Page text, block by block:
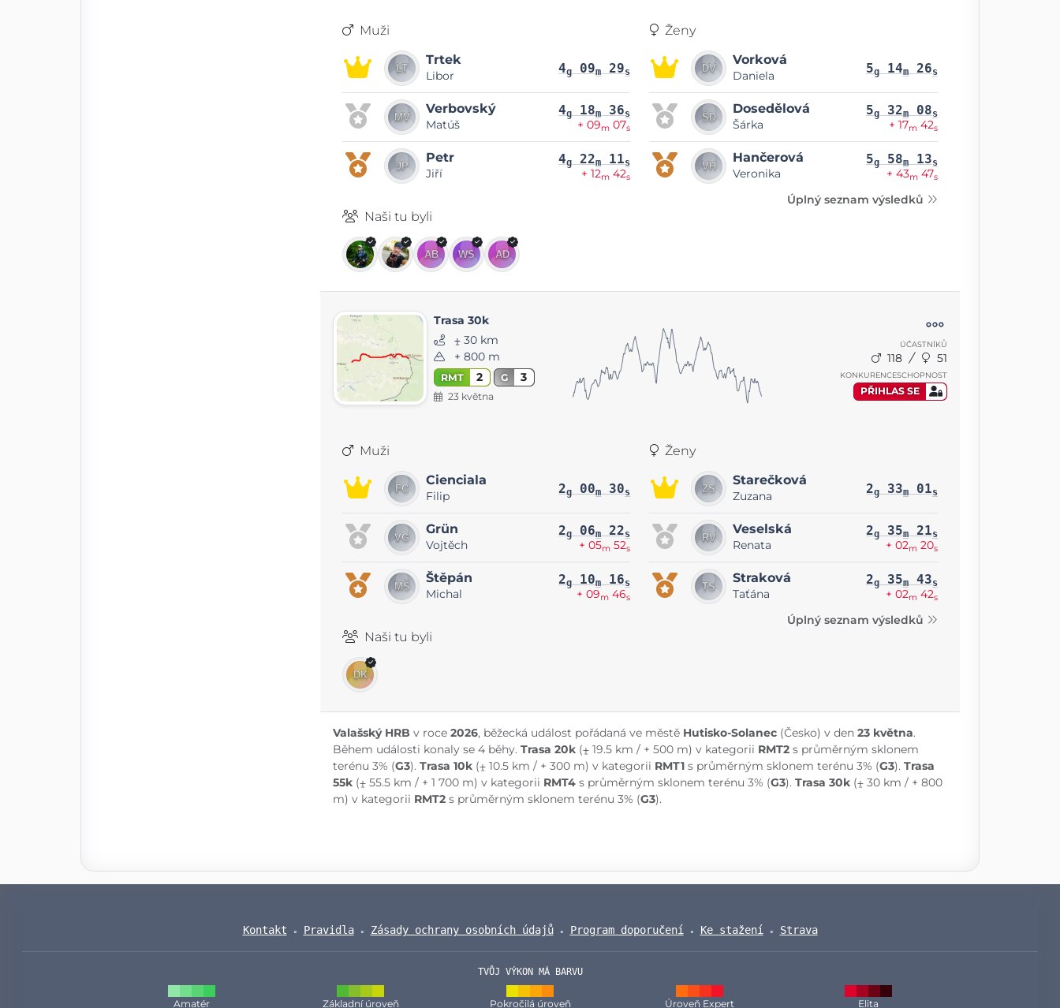
Muži
Trtek
Libor 4g 09m 29s
Verbovský
Matúš
4g 18m 36s
+ 09m 07s
Petr
Jiří
4g 22m 11s
+ 12m 42s
Ženy
Vorková
Daniela 5g 14m 26s
Dosedělová
Šárka
5g 32m 08s
+ 17m 42s
Hančerová
Veronika
5g 58m 13s
+ 43m 47s
Úplný seznam výsledků
Naši tu byli
Trasa 30k
⨦ 30 km
+ 800 m
RMT 2 G 3
23 května
ÚČASTNÍKŮ
118 51
KONKURENCESCHOPNOST
PŘIHLAS SE
Muži
Cienciala
Filip 2g 00m 30s
Grün
Vojtěch
2g 06m 22s
+ 05m 52s
Štěpán
Michal
2g 10m 16s
+ 09m 46s
Ženy
Starečková
Zuzana 2g 33m 01s
Veselská
Renata
2g 35m 21s
+ 02m 20s
Straková
Taťána
2g 35m 43s
+ 02m 42s
Úplný seznam výsledků
Naši tu byli
Valašský HRB v roce 2026, běžecká událost pořádaná ve městě Hutisko-Solanec(Česko) v den 23 května.
Během události konaly se 4 běhy. Trasa 20k(⨦ 19.5 km / + 500 m) v kategorii RMT2s průměrným sklonem
terénu 3% (G3). Trasa 10k(⨦ 10.5 km / + 300 m) v kategorii RMT1s průměrným sklonem terénu 3% (G3). Trasa
55k(⨦ 55.5 km / + 1 700 m) v kategorii RMT4s průměrným sklonem terénu 3% (G3). Trasa 30k(⨦ 30 km / + 800
m) v kategorii RMT2s průměrným sklonem terénu 3% (G3).
Kontakt Pravidla Zásady ochrany osobních údajů Program doporučení Ke stažení Strava
TVŮJ VÝKON MÁ BARVU
Amatér Základní úroveň Pokročilá úroveň Úroveň Expert Elita